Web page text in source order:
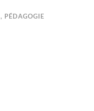
, PÉDAGOGIE